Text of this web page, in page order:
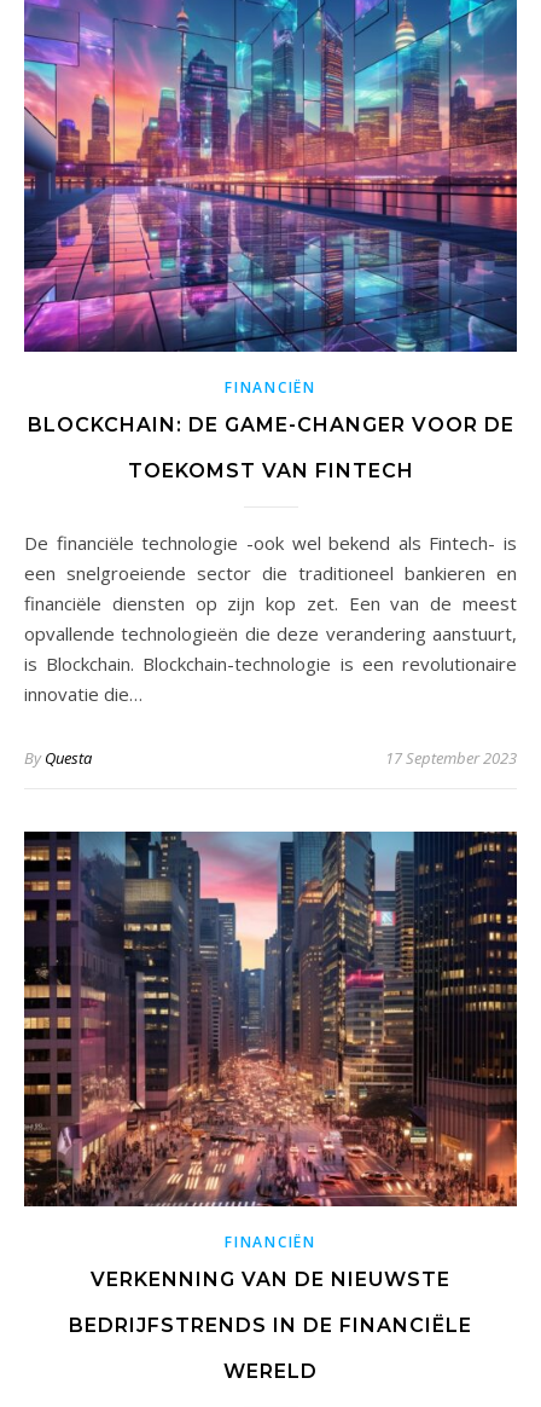
FINANCIËN
BLOCKCHAIN: DE GAME-CHANGER VOOR DE
TOEKOMST VAN FINTECH
De financiële technologie -ook wel bekend als Fintech- is
een snelgroeiende sector die traditioneel bankieren en
financiële diensten op zijn kop zet. Een van de meest
opvallende technologieën die deze verandering aanstuurt,
is Blockchain. Blockchain-technologie is een revolutionaire
innovatie die…
ByQuesta 17 September 2023
FINANCIËN
VERKENNING VAN DE NIEUWSTE
BEDRIJFSTRENDS IN DE FINANCIËLE
WERELD